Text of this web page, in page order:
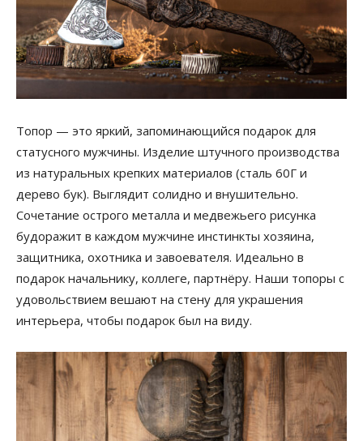
Топор — это яркий, запоминающийся подарок для
статусного мужчины. Изделие штучного производства
из натуральных крепких материалов (сталь 60Г и
дерево бук). Выглядит солидно и внушительно.
Сочетание острого металла и медвежьего рисунка
будоражит в каждом мужчине инстинкты хозяина,
защитника, охотника и завоевателя. Идеально в
подарок начальнику, коллеге, партнёру. Наши топоры с
удовольствием вешают на стену для украшения
интерьера, чтобы подарок был на виду.